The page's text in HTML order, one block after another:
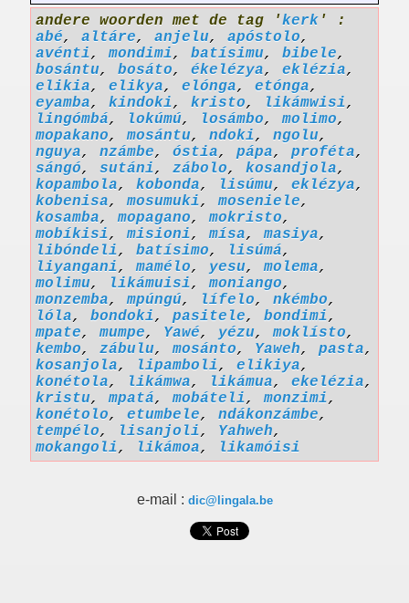
andere woorden met de tag 'kerk ' :
abé, altáre, anjelu, apóstolo,
avénti,mondimi, batísimu, bibele,
bosántu, bosáto, ékelézya, eklézia,
elikia, elikya, elónga, etónga,
eyamba, kindoki, kristo, likámwisi,
lingómbá, lokúmú, losámbo,molimo,
mopakano,mosántu, ndoki, ngolu,
nguya, nzámbe, óstia, pápa, proféta,
sángó, sutáni, zábolo, kosandjola,
kopambola, kobonda, lisúmu, eklézya,
kobenisa,mosumuki,moseniele,
kosamba,mopagano,mokristo,
mobíkisi,misioni,mísa,masiya,
libóndeli, batísimo, lisúmá,
liyangani,mamélo, yesu,molema,
molimu, likámuisi,moniango,
monzemba,mpúngú, lífelo, nkémbo,
lóla, bondoki, pasitele, bondimi,
mpate,mumpe, Yawé, yézu,moklísto,
kembo, zábulu,mosánto, Yaweh, pasta,
kosanjola, lipamboli, elikiya,
konétola, likámwa, likámua, ekelézia,
kristu,mpatá,mobáteli,monzimi,
konétolo, etumbele, ndákonzámbe,
tempélo, lisanjoli, Yahweh,
mokangoli, likámoa, likamóisi
e-mail : dic@lingala.be